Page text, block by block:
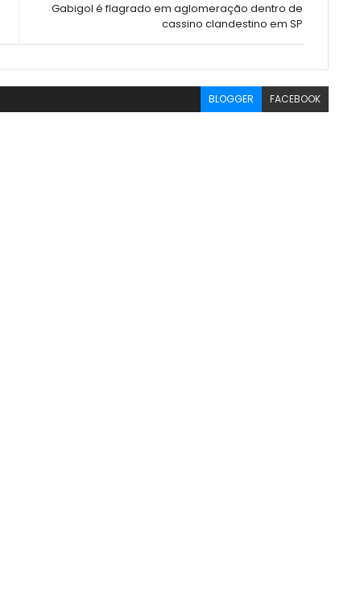
Gabigol é flagrado em aglomeração dentro de
cassino clandestino em SP
BLOGGER FACEBOOK